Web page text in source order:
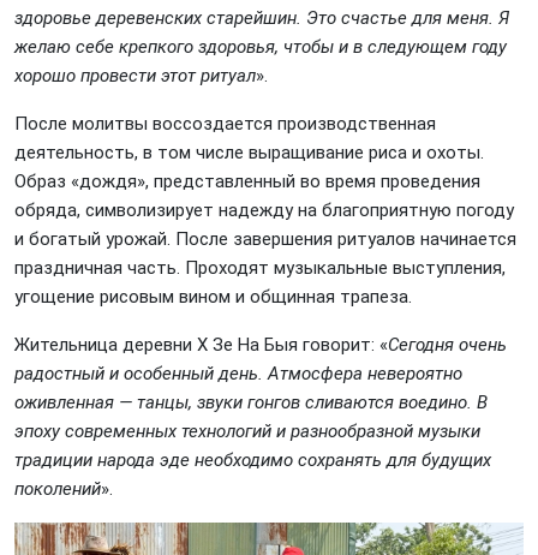
здоровье деревенских старейшин. Это счастье для меня. Я
желаю себе крепкого здоровья, чтобы и в следующем году
хорошо провести этот ритуал».
После молитвы воссоздается производственная
деятельность, в том числе выращивание риса и охоты.
Образ «дождя», представленный во время проведения
обряда, символизирует надежду на благоприятную погоду
и богатый урожай. После завершения ритуалов начинается
праздничная часть. Проходят музыкальные выступления,
угощение рисовым вином и общинная трапеза.
Жительница деревни Х Зе На Быя говорит: «Сегодня очень
радостный и особенный день. Атмосфера невероятно
оживленная — танцы, звуки гонгов сливаются воедино. В
эпоху современных технологий и разнообразной музыки
традиции народа эде необходимо сохранять для будущих
поколений».